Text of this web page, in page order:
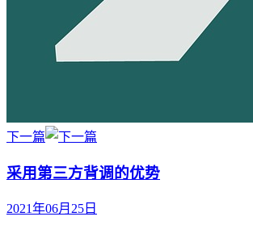
下一篇
采用第三方背调的优势
2021年06月25日